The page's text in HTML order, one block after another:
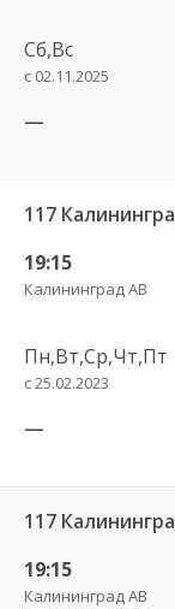
Сб,Вс
с 02.11.2025
—
117
19:15
Калининград АВ
Пн,Вт,Ср,Чт,Пт
с 25.02.2023
—
117
19:15
Калининград АВ